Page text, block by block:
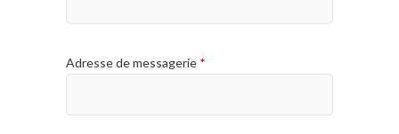
Adresse de messagerie *